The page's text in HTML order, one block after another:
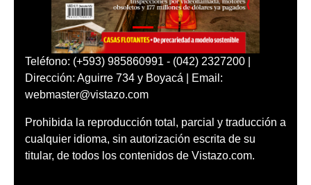
Teléfono: (+593) 985860991 - (042) 2327200 |
Dirección: Aguirre 734 y Boyacá | Email:
webmaster@vistazo.com
Prohibida la reproducción total, parcial y traducción a
cualquier idioma, sin autorización escrita de su
titular, de todos los contenidos de Vistazo.com.